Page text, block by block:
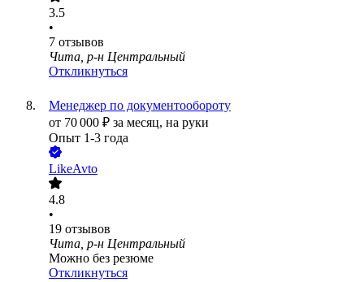
3.5
•
7 отзывов
Чита, р-н Центральный
Откликнуться
Менеджер по документообороту
от 70 000 ₽ за месяц, на руки
Опыт 1-3 года
LikeAvto
4.8
•
19 отзывов
Чита, р-н Центральный
Можно без резюме
Откликнуться